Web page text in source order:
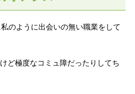
のように出会いの無い職業をして
ど極度なコミュ障だったりしてち